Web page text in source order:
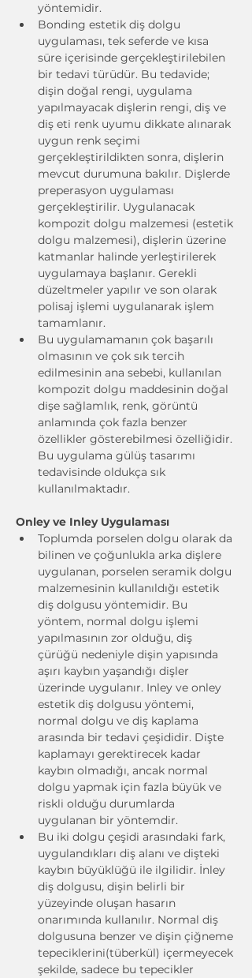
yöntemidir.
Bonding estetik diş dolgu
uygulaması, tek seferde ve kısa
süre içerisinde gerçekleştirilebilen
bir tedavi türüdür. Bu tedavide;
dişin doğal rengi, uygulama
yapılmayacak dişlerin rengi, diş ve
diş eti renk uyumu dikkate alınarak
uygun renk seçimi
gerçekleştirildikten sonra, dişlerin
mevcut durumuna bakılır. Dişlerde
preperasyon uygulaması
gerçekleştirilir. Uygulanacak
kompozit dolgu malzemesi (estetik
dolgu malzemesi), dişlerin üzerine
katmanlar halinde yerleştirilerek
uygulamaya başlanır. Gerekli
düzeltmeler yapılır ve son olarak
polisaj işlemi uygulanarak işlem
tamamlanır.
Bu uygulamamanın çok başarılı
olmasının ve çok sık tercih
edilmesinin ana sebebi, kullanılan
kompozit dolgu maddesinin doğal
dişe sağlamlık, renk, görüntü
anlamında çok fazla benzer
özellikler gösterebilmesi özelliğidir.
Bu uygulama gülüş tasarımı
tedavisinde oldukça sık
kullanılmaktadır.
Onley ve Inley Uygulaması
Toplumda porselen dolgu olarak da
bilinen ve çoğunlukla arka dişlere
uygulanan, porselen seramik dolgu
malzemesinin kullanıldığı estetik
diş dolgusu yöntemidir. Bu
yöntem, normal dolgu işlemi
yapılmasının zor olduğu, diş
çürüğü nedeniyle dişin yapısında
aşırı kaybın yaşandığı dişler
üzerinde uygulanır. Inley ve onley
estetik diş dolgusu yöntemi,
normal dolgu ve diş kaplama
arasında bir tedavi çeşididir. Dişte
kaplamayı gerektirecek kadar
kaybın olmadığı, ancak normal
dolgu yapmak için fazla büyük ve
riskli olduğu durumlarda
uygulanan bir yöntemdir.
Bu iki dolgu çeşidi arasındaki fark,
uygulandıkları diş alanı ve dişteki
kaybın büyüklüğü ile ilgilidir. İnley
diş dolgusu, dişin belirli bir
yüzeyinde oluşan hasarın
onarımında kullanılır. Normal diş
dolgusuna benzer ve dişin çiğneme
tepeciklerini(tüberkül) içermeyecek
şekilde, sadece bu tepecikler